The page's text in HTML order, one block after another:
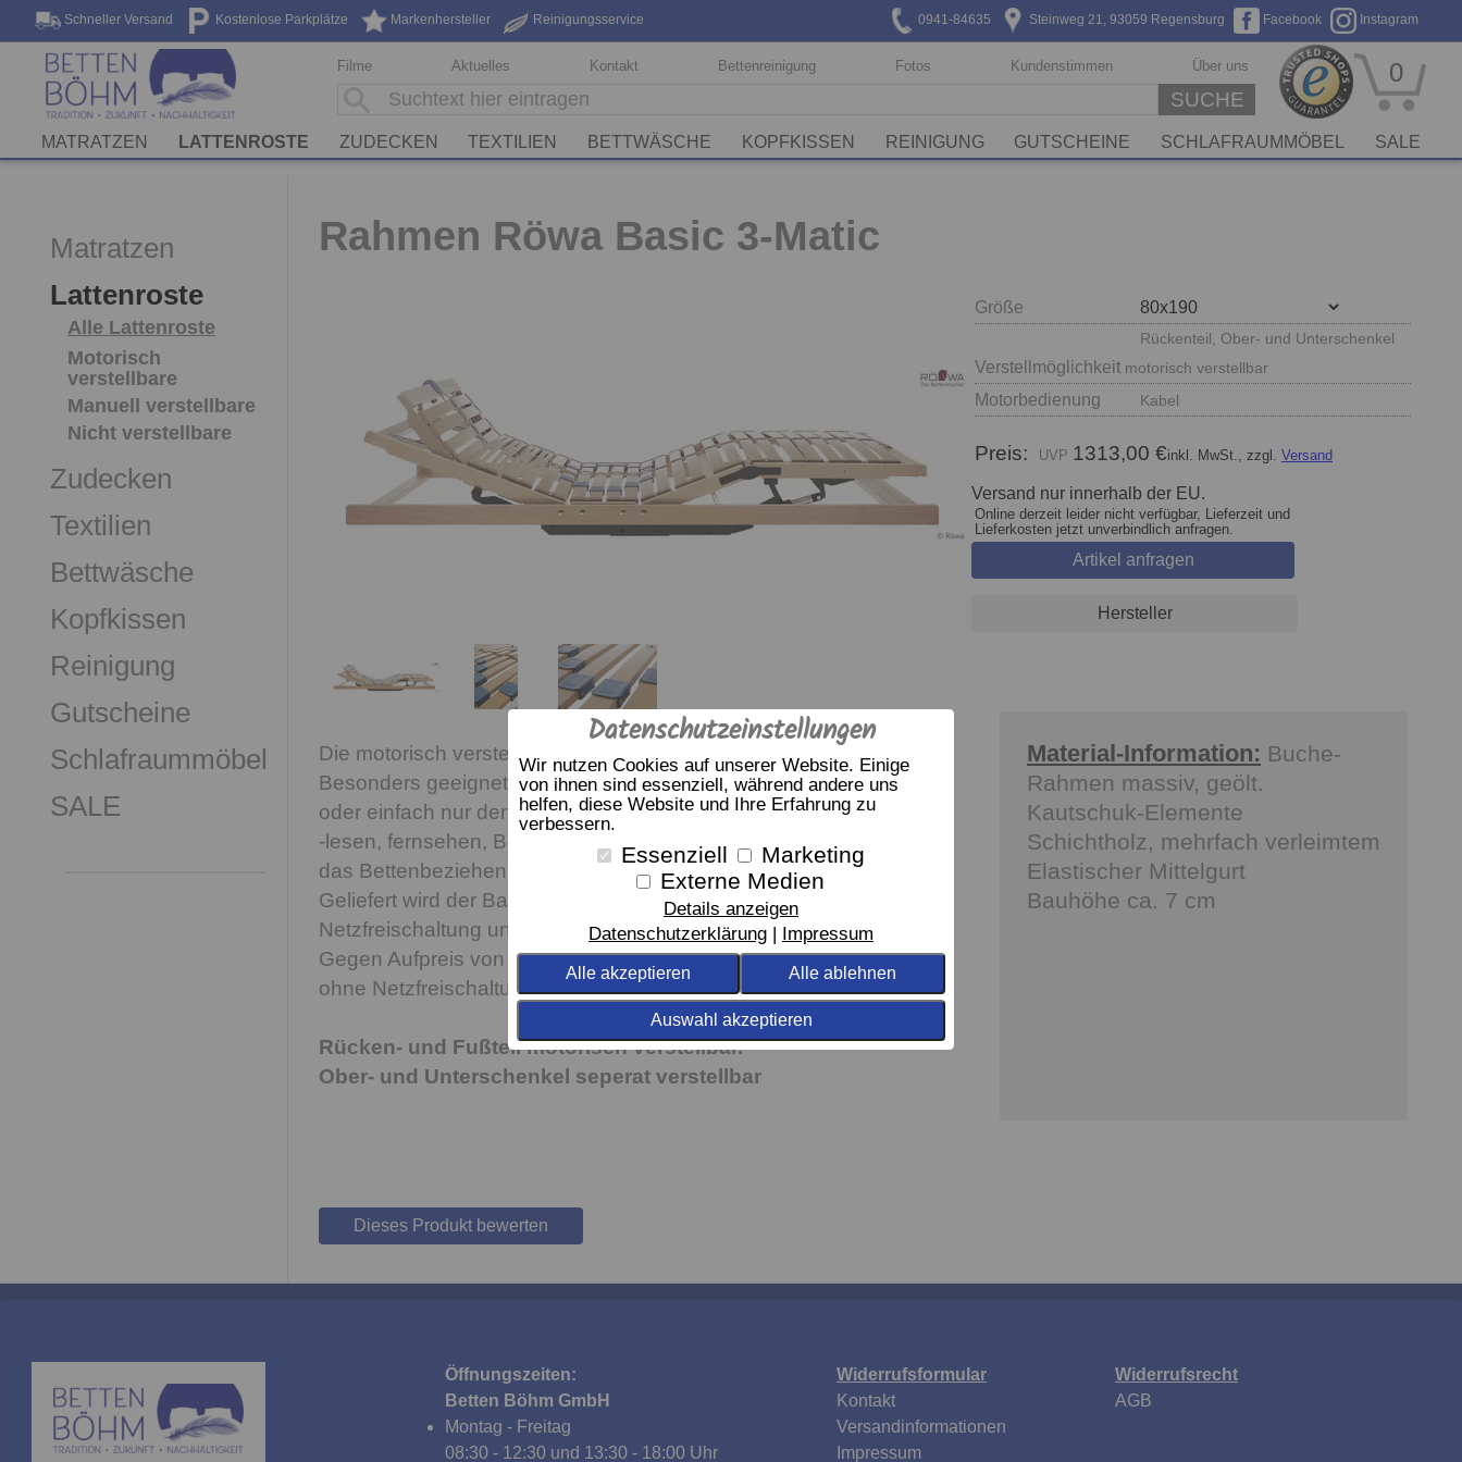
Datenschutzeinstellungen
Wir nutzen Cookies auf unserer Website. Einige
von ihnen sind essenziell, während andere uns
helfen, diese Website und Ihre Erfahrung zu
verbessern.
Essenziell
Marketing
Externe Medien
Details anzeigen
Datenschutzerklärung
Impressum
Alle akzeptieren Alle ablehnen
Auswahl akzeptieren
Schneller Versand Kostenlose Parkplätze Markenhersteller Reinigungsservice Instagram
Facebook
Steinweg 21, 93059 Regensburg
0941-84635
Filme Aktuelles Kontakt Bettenreinigung Fotos Kundenstimmen Über uns
SUCHE
0
MATRATZEN LATTENROSTE ZUDECKEN TEXTILIEN BETTWÄSCHE KOPFKISSEN REINIGUNG GUTSCHEINE SCHLAFRAUMMÖBEL SALE
Matratzen
Lattenroste
Alle Lattenroste
Motorisch
verstellbare
Manuell verstellbare
Nicht verstellbare
Zudecken
Textilien
Bettwäsche
Kopfkissen
Reinigung
Gutscheine
Schlafraummöbel
SALE
Rahmen Röwa Basic 3-Matic
Größe
Verstellmöglichkeit
Rückenteil, Ober- und Unterschenkel
motorisch verstellbar
Motorbedienung Kabel
Preis: 1313,00 €inkl. MwSt., zzgl. Versand
Versand nur innerhalb der EU.
Online derzeit leider nicht verfügbar, Lieferzeit und
Lieferkosten jetzt unverbindlich anfragen.
Artikel anfragen
Hersteller
Die motorisch verstellbaren Lattenroste bieten ein Mehr an Komfort.
Besonders geeignet für alle, die ihren Körper optimal lagern wollen
oder einfach nur den Komfort genießen möchten.
-lesen, fernsehen, Beine hochlagern oder auch als Erleichterung für
das Bettenbeziehen oder Aufstehen.
Geliefert wird der Basic 3-Matic mit Kabelhandsender,
Netzfreischaltung und Notabsenkung.
Gegen Aufpreis von 99,-€ auch mit Funkhandsender lieferbar (dann
ohne Netzfreischaltung)
Rücken- und Fußteil motorisch verstellbar.
Ober- und Unterschenkel seperat verstellbar
Material-Information: Buche-
Rahmen massiv, geölt.
Kautschuk-Elemente
Schichtholz, mehrfach verleimtem
Elastischer Mittelgurt
Bauhöhe ca. 7 cm
Dieses Produkt bewerten
Öffnungszeiten:
Betten Böhm GmbH
Montag - Freitag
08:30 - 12:30 und 13:30 - 18:00 Uhr
Widerrufsformular
Kontakt
Versandinformationen
Impressum
Widerrufsrecht
AGB